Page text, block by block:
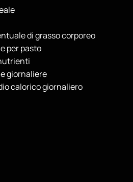
di grasso corporeo
per pasto
giornaliere
calorico giornaliero